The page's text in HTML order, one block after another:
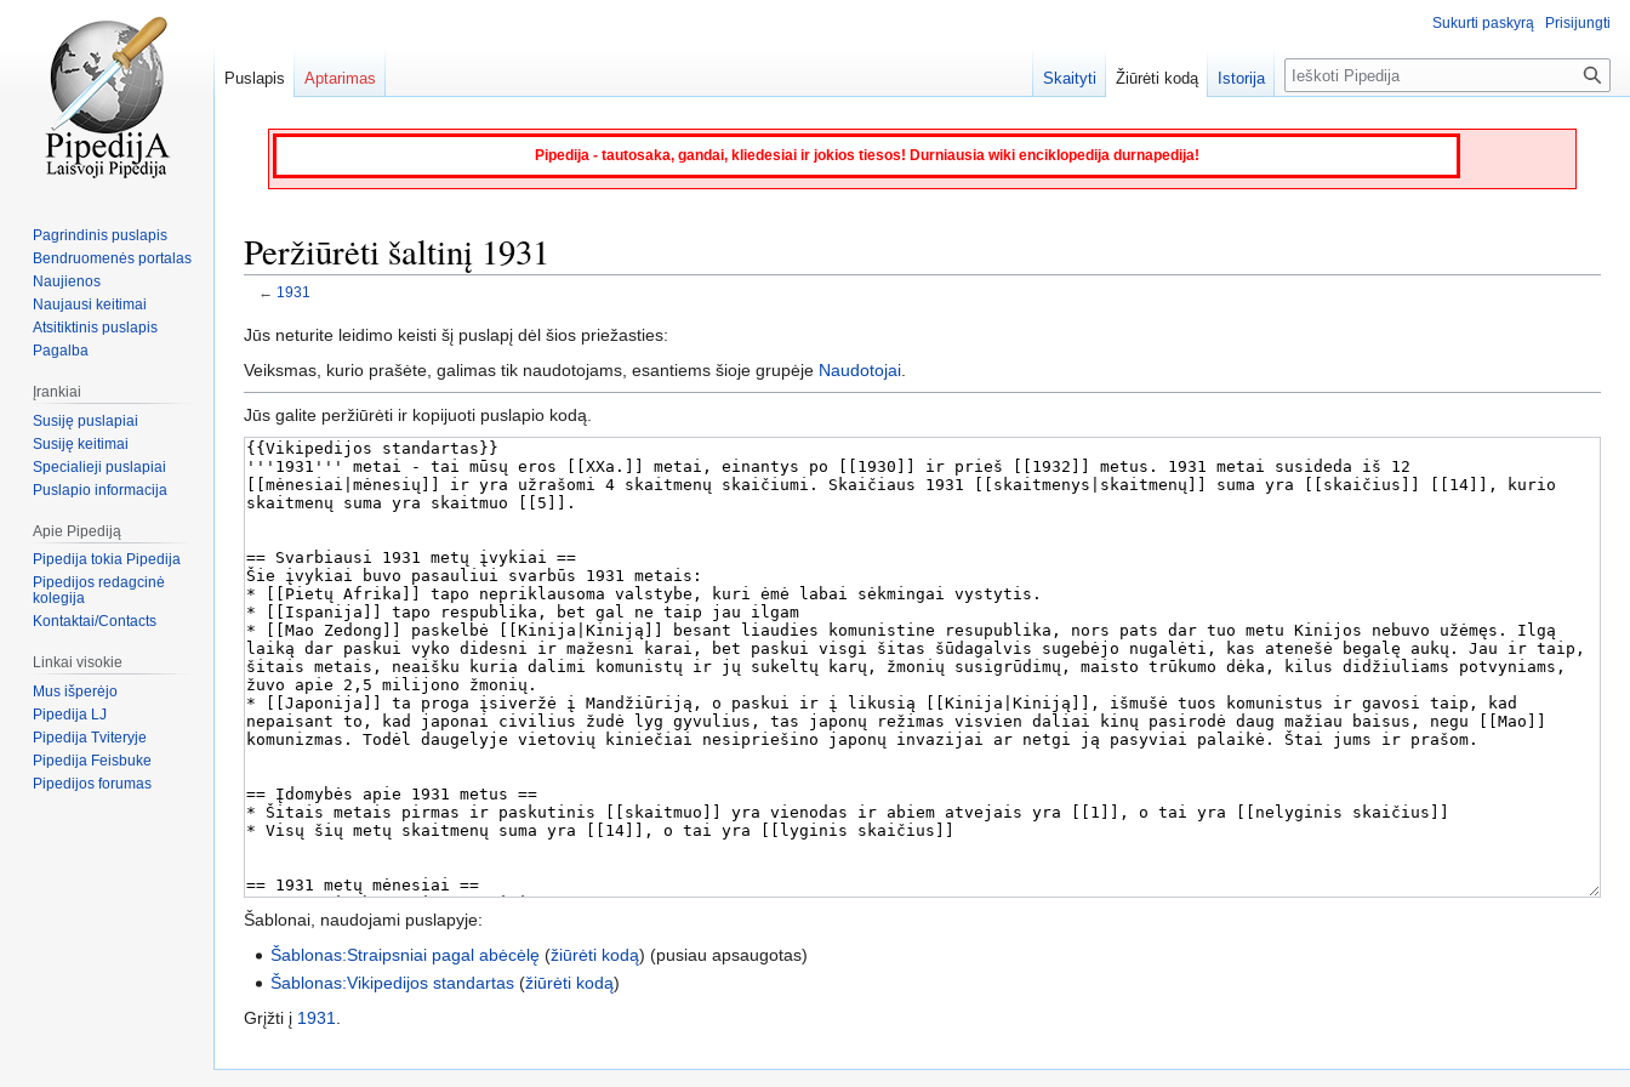
Pipedija - tautosaka, gandai, kliedesiai ir jokios tiesos! Durniausia wiki enciklopedija durnapedija!
Peržiūrėti šaltinį 1931
← 1931
Jump
to
Jump
to
Jūs neturite leidimo keisti šį puslapį dėl šios priežasties:
Veiksmas, kurio prašėte, galimas tik naudotojams, esantiems šioje grupėje Naudotojai
Jūs galite peržiūrėti ir kopijuoti puslapio kodą.
Šablonai, naudojami puslapyje:
Šablonas:Straipsniai pagal abėcėlę (žiūrėti kodą) (pusiau apsaugotas)
Šablonas:Vikipedijos standartas (žiūrėti kodą)
Grįžti į 1931
Sukurti paskyrą Prisijungti
Puslapis Aptarimas Skaityti Žiūrėti kodą Istorija Paieška
Pagrindinis puslapis
Bendruomenės portalas
Naujienos
Naujausi keitimai
Atsitiktinis puslapis
Pagalba
Įrankiai
Susiję puslapiai
Susiję keitimai
Specialieji puslapiai
Puslapio informacija
Apie Pipediją
Pipedija tokia Pipedija
Pipedijos redagcinė
kolegija
Kontaktai/Contacts
Linkai visokie
Mus išperėjo
Pipedija LJ
Pipedija Tviteryje
Pipedija Feisbuke
Pipedijos forumas